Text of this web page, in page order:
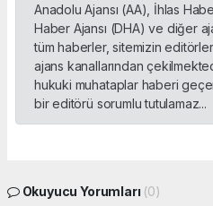
Anadolu Ajansı (AA), İhlas
Haber Ajansı (DHA) ve diğer
tüm haberler, sitemizin
ajans kanallarından
hukuki muhataplar haberi
bir editörü sorumlu tutulamaz...
Okuyucu Yorumları (0)